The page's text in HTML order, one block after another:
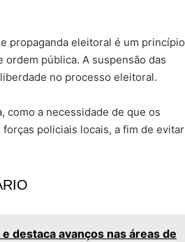
propaganda eleitoral é um princípio
pública. A suspensão das
no processo eleitoral.
como a necessidade de que os
policiais locais, a fim de evitar
destaca avanços nas áreas de